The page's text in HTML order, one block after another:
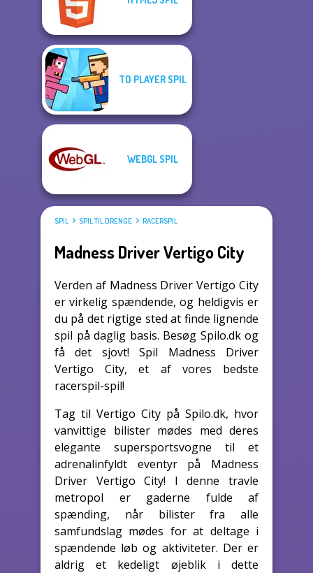
TO PLAYER SPIL
WEBGL SPIL
SPIL SPIL TIL DRENGE RACERSPIL
Madness Driver Vertigo City
Verden af Madness Driver Vertigo City
er virkelig spændende, og heldigvis er
du på det rigtige sted at finde lignende
spil på daglig basis. Besøg Spilo.dk og
få det sjovt! Spil Madness Driver
Vertigo City, et af vores bedste
racerspil-spil!
Tag til Vertigo City på Spilo.dk, hvor
vanvittige bilister mødes med deres
elegante supersportsvogne til et
adrenalinfyldt eventyr på Madness
Driver Vertigo City! I denne travle
metropol er gaderne fulde af
spænding, når bilister fra alle
samfundslag mødes for at deltage i
spændende løb og aktiviteter. Der er
aldrig et kedeligt øjeblik i dette